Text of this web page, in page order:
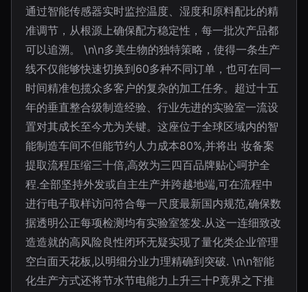
通过智能传感器实时监控温度、湿度和原料配比的精
准调节，从根源上确保配方稳定性，每一批次产品都
可以追溯。 \n\n多美生物的独特策略，使得一条生产
线不仅能够快速切换到60多种不同订单，也可在同一
时间精准包揽众多客户的复杂的加工任务。超过十五
年的垂直整合级制造经验、行业先进的实验室一流设
置对其成长至今尤为关键。这座位于全球区域内的智
能制造车间不但能节约人力成本80%,并将出 妆备案
提取流程压缩三十倍,高效为三四百品牌贴心呵护全
程.全部坚持外发或自主生产并跨越地端,可在流程中
进行电子取样访问符合每一尺度最新国内规范,确保数
据透明公正每项检测均有实验室签发.从这一连细致改
造造就的高风险良性闭环无疑实现了量化类企业管理
空白面天花板,以明细分业力理精确到突破. \n\n智能
化生产方式还将节水节电能力上升三十P竟界之下推